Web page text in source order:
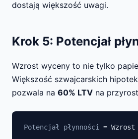
dostają większość uwagi.
Krok 5: Potencjał
Wzrost wyceny to nie tylko
Większość szwajcarskich
pozwala na 60% LTV na
Potencjał płynności = Wzrost